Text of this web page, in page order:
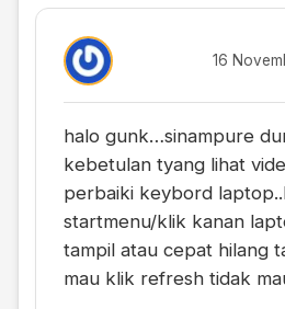
16
halo gunk…sinampure
kebetulan tyang lihat
perbaiki keybord
startmenu/klik kanan
tampil atau cepat hilang
mau klik refresh tidak